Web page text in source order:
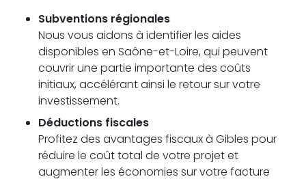
Subventions régionales
Nous vous aidons à identifier les aides
disponibles en Saône-et-Loire, qui peuvent
couvrir une partie importante des coûts
initiaux, accélérant ainsi le retour sur votre
investissement.
Déductions fiscales
Profitez des avantages fiscaux à Gibles pour
réduire le coût total de votre projet et
augmenter les économies sur votre facture